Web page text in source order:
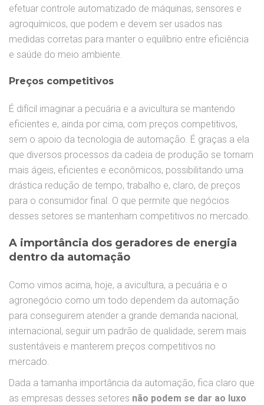
efetuar controle automatizado de máquinas, sensores e
agroquímicos, que podem e devem ser usados nas
medidas corretas para manter o equilíbrio entre eficiência
e saúde do meio ambiente.
Preços competitivos
É difícil imaginar a pecuária e a avicultura se mantendo
eficientes e, ainda por cima, com preços competitivos,
sem o apoio da tecnologia de automação. É graças a ela
que diversos processos da cadeia de produção se tornam
mais ágeis, eficientes e econômicos, possibilitando uma
drástica redução de tempo, trabalho e, claro, de preços
para o consumidor final. O que permite que negócios
desses setores se mantenham competitivos no mercado.
A importância dos geradores de energia
dentro da automação
Como vimos acima, hoje, a avicultura, a pecuária e o
agronegócio como um todo dependem da automação
para conseguirem atender a grande demanda nacional,
internacional, seguir um padrão de qualidade, serem mais
sustentáveis e manterem preços competitivos no
mercado.
Dada a tamanha importância da automação, fica claro que
as empresas desses setores não podem se dar ao luxo